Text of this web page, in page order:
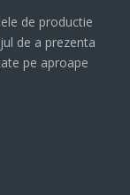
de productie
de a prezenta
pe aproape